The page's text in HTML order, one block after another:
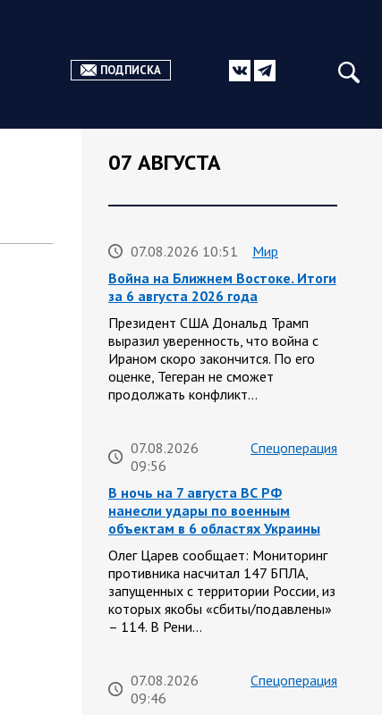
ПОДПИСКА
07 АВГУСТА
07.08.2026 10:51
Мир
Война на Ближнем Востоке. Итоги
за 6 августа 2026 года
Президент США Дональд Трамп
выразил уверенность, что война с
Ираном скоро закончится. По его
оценке, Тегеран не сможет
продолжать конфликт…
07.08.2026
09:56
Спецоперация
В ночь на 7 августа ВС РФ
нанесли удары по военным
объектам в 6 областях Украины
Олег Царев сообщает: Мониторинг
противника насчитал 147 БПЛА,
запущенных с территории России, из
которых якобы «сбиты/подавлены»
– 114. В Рени…
07.08.2026
09:46
Спецоперация